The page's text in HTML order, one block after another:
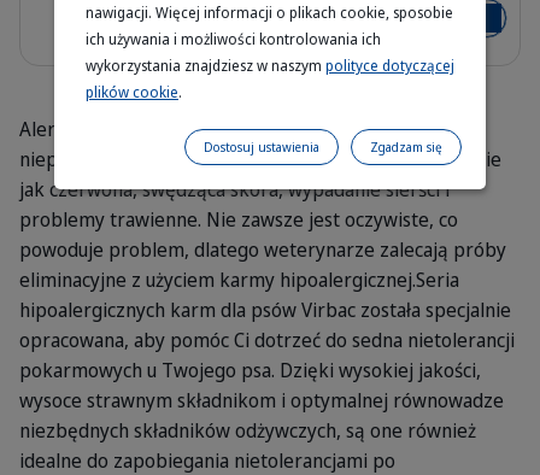
Od 205,00 zł Dodaj
Alergie i nietolerancje pokarmowe mogą być bardzo
nieprzyjemne dla Twojego psa, powodując objawy takie
jak czerwona, swędząca skóra, wypadanie sierści i
problemy trawienne. Nie zawsze jest oczywiste, co
powoduje problem, dlatego weterynarze zalecają próby
eliminacyjne z użyciem karmy hipoalergicznej.Seria
hipoalergicznych karm dla psów Virbac została specjalnie
opracowana, aby pomóc Ci dotrzeć do sedna nietolerancji
pokarmowych u Twojego psa. Dzięki wysokiej jakości,
wysoce strawnym składnikom i optymalnej równowadze
niezbędnych składników odżywczych, są one również
idealne do zapobiegania nietolerancjami po
nawigacji. Więcej informacji o plikach cookie, sposobie
ich używania i możliwości kontrolowania ich
wykorzystania znajdziesz w naszym polityce dotyczącej
plików cookie.
Zgadzam się
Dostosuj ustawienia